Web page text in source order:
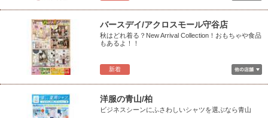
新着
バースデイ/アクロスモール守谷店
秋はどれ着る？New Arrival Collection！おもちゃや食品
もあるよ！！
洋服の青山/柏
ビジネスシーンにふさわしいシャツを選ぶなら青山